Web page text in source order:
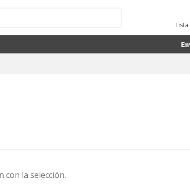
la selección.